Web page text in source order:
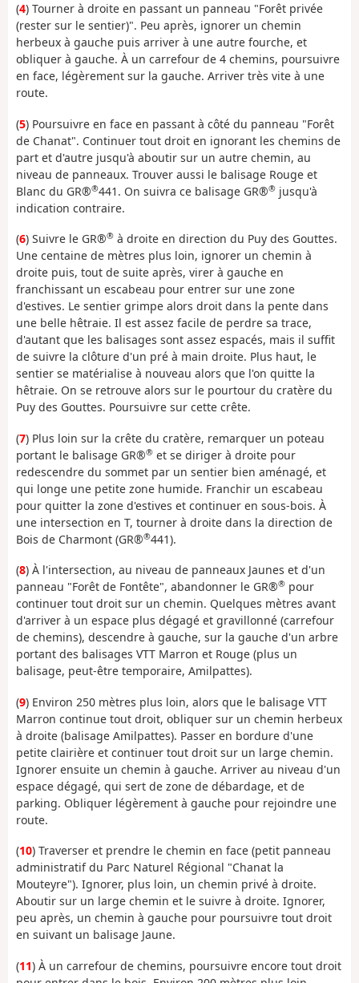
(4) Tourner à droite en passant un panneau "Forêt privée
(rester sur le sentier)". Peu après, ignorer un chemin
herbeux à gauche puis arriver à une autre fourche, et
obliquer à gauche. À un carrefour de 4 chemins, poursuivre
en face, légèrement sur la gauche. Arriver très vite à une
route.
(5) Poursuivre en face en passant à côté du panneau "Forêt
de Chanat". Continuer tout droit en ignorant les chemins de
part et d'autre jusqu'à aboutir sur un autre chemin, au
niveau de panneaux. Trouver aussi le balisage Rouge et
Blanc du GR®®441. On suivra ce balisage GR®® jusqu'à
indication contraire.
(6) Suivre le GR®® à droite en direction du Puy des Gouttes.
Une centaine de mètres plus loin, ignorer un chemin à
droite puis, tout de suite après, virer à gauche en
franchissant un escabeau pour entrer sur une zone
d'estives. Le sentier grimpe alors droit dans la pente dans
une belle hêtraie. Il est assez facile de perdre sa trace,
d'autant que les balisages sont assez espacés, mais il suffit
de suivre la clôture d'un pré à main droite. Plus haut, le
sentier se matérialise à nouveau alors que l'on quitte la
hêtraie. On se retrouve alors sur le pourtour du cratère du
Puy des Gouttes. Poursuivre sur cette crête.
(7) Plus loin sur la crête du cratère, remarquer un poteau
portant le balisage GR®® et se diriger à droite pour
redescendre du sommet par un sentier bien aménagé, et
qui longe une petite zone humide. Franchir un escabeau
pour quitter la zone d'estives et continuer en sous-bois. À
une intersection en T, tourner à droite dans la direction de
Bois de Charmont (GR®®441).
(8) À l'intersection, au niveau de panneaux Jaunes et d'un
panneau "Forêt de Fontête", abandonner le GR®® pour
continuer tout droit sur un chemin. Quelques mètres avant
d'arriver à un espace plus dégagé et gravillonné (carrefour
de chemins), descendre à gauche, sur la gauche d'un arbre
portant des balisages VTT Marron et Rouge (plus un
balisage, peut-être temporaire, Amilpattes).
(9) Environ 250 mètres plus loin, alors que le balisage VTT
Marron continue tout droit, obliquer sur un chemin herbeux
à droite (balisage Amilpattes). Passer en bordure d'une
petite clairière et continuer tout droit sur un large chemin.
Ignorer ensuite un chemin à gauche. Arriver au niveau d'un
espace dégagé, qui sert de zone de débardage, et de
parking. Obliquer légèrement à gauche pour rejoindre une
route.
(10) Traverser et prendre le chemin en face (petit panneau
administratif du Parc Naturel Régional "Chanat la
Mouteyre"). Ignorer, plus loin, un chemin privé à droite.
Aboutir sur un large chemin et le suivre à droite. Ignorer,
peu après, un chemin à gauche pour poursuivre tout droit
en suivant un balisage Jaune.
(11) À un carrefour de chemins, poursuivre encore tout droit